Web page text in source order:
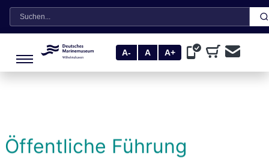
Suche
A- A A+
Öffentliche Führung